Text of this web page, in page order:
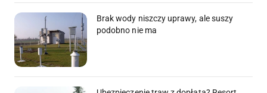
Brak wody niszczy uprawy, ale suszy
podobno nie ma